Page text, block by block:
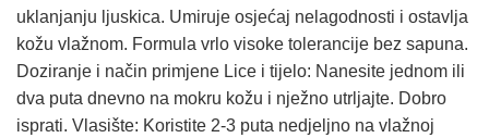
uklanjanju ljuskica. Umiruje osjećaj nelagodnosti i ostavlja
kožu vlažnom. Formula vrlo visoke tolerancije bez sapuna.
Doziranje i način primjene Lice i tijelo: Nanesite jednom ili
dva puta dnevno na mokru kožu i nježno utrljajte. Dobro
isprati. Vlasište: Koristite 2-3 puta nedjeljno na vlažnoj